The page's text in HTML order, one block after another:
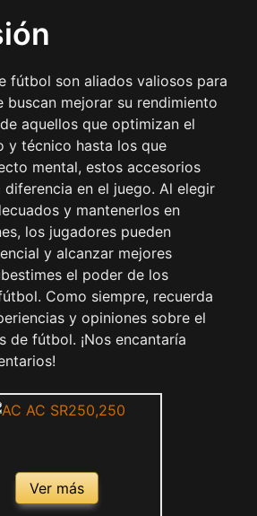
fútbol son aliados valiosos para
buscan mejorar su rendimiento
aquellos que optimizan el
y técnico hasta los que
mental, estos accesorios
diferencia en el juego. Al elegir
y mantenerlos en
los jugadores pueden
y alcanzar mejores
el poder de los
Como siempre, recuerda
y opiniones sobre el
de fútbol. ¡Nos encantaría
Ver más